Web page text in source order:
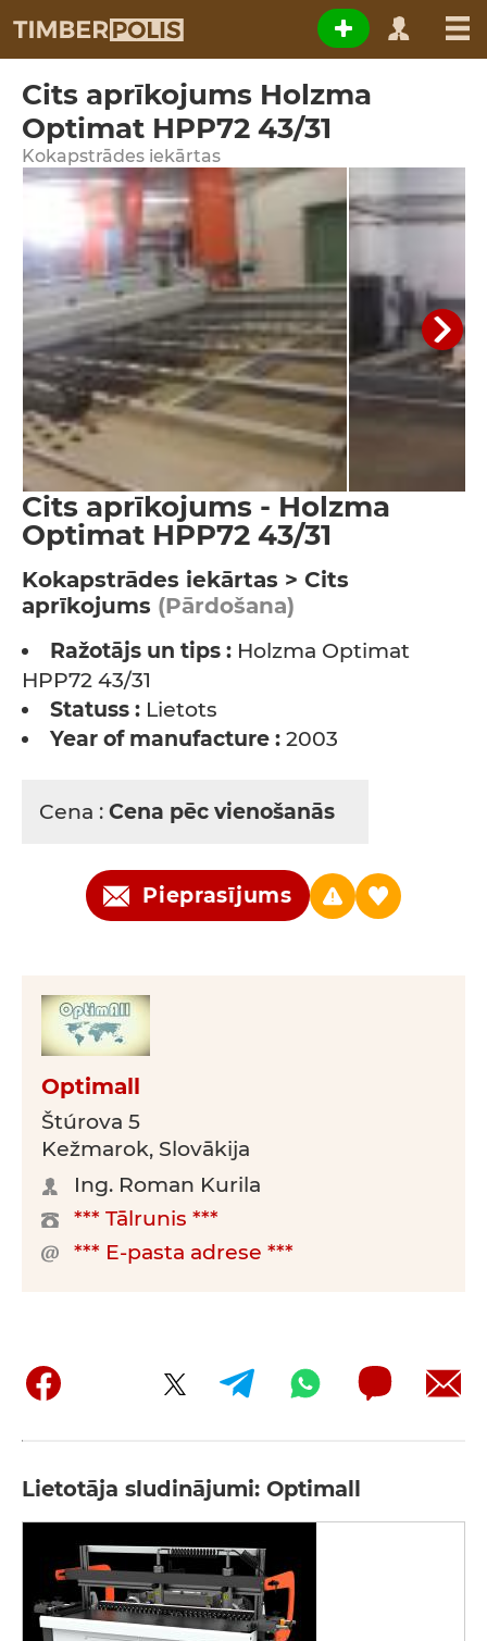
Cits aprīkojums Holzma
Optimat HPP72 43/31
Kokapstrādes iekārtas
Cits aprīkojums - Holzma
Optimat HPP72 43/31
Kokapstrādes iekārtas > Cits
aprīkojums (Pārdošana)
Ražotājs un tips : Holzma Optimat
HPP72 43/31
Statuss : Lietots
Year of manufacture : 2003
Cena : Cena pēc vienošanās
Pieprasījums
Optimall
Štúrova 5
Kežmarok, Slovākija
Ing. Roman Kurila
*** Tālrunis ***
*** E-pasta adrese ***
Lietotāja sludinājumi: Optimall